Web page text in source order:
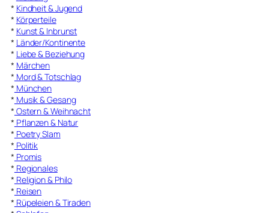
* Kindheit & Jugend
* Körperteile
* Kunst & Inbrunst
* Länder/Kontinente
* Liebe & Beziehung
* Märchen
* Mord & Totschlag
* München
* Musik & Gesang
* Ostern & Weihnacht
* Pflanzen & Natur
* Poetry Slam
* Politik
* Promis
* Regionales
* Religion & Philo
* Reisen
* Rüpeleien & Tiraden